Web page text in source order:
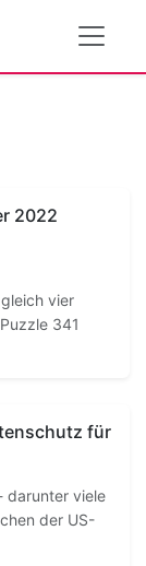
2022
vier
341
für
darunter viele
der US-